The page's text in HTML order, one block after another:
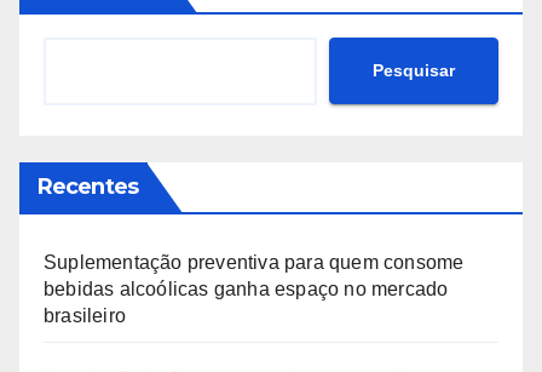
Pesquisar
Recentes
Suplementação preventiva para quem consome
bebidas alcoólicas ganha espaço no mercado
brasileiro